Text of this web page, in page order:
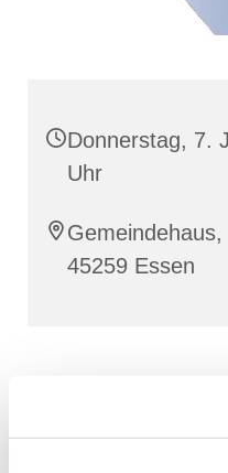
Donnerstag, 7.
Uhr
45259 Essen